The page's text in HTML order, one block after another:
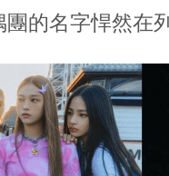
的名字悍然在列